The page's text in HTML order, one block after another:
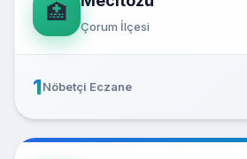
🏥
Çorum İlçesi
1Nöbetçi Eczane